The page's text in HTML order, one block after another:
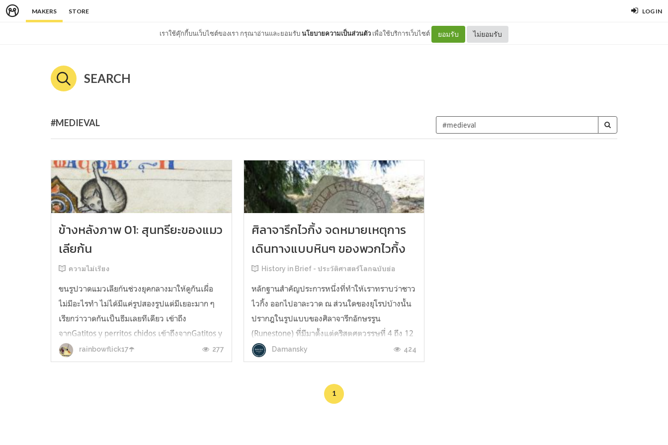
MAKERS STORE LOG IN
เราใช้คุ๊กกี้บนเว็บไซต์ของเรา กรุณาอ่านและยอมรับนโยบายความเป็นส่วนตัว เพื่อใช้บริการเว็บไซต์ ยอมรับ ไม่ยอมรับ
SEARCH
#MEDIEVAL
ข้างหลังภาพ 01: สุนทรียะของแมว
เลียก้น
ความไม่เรียง
ขนรูปวาดแมวเลียก้นช่วงยุคกลางมาให้ดูกันเผื่อ
ไม่มีอะไรทำ ไม่ได้มีแค่รูปสองรูปแต่มีเยอะมาก ๆ
เรียกว่าวาดกันเป็นธีมเลยทีเดียว เข้าถึง
จากGatitos y perritos chidos เข้าถึงจากGatitos y
perritos chidos เข้าถึงจากGatitos y perritos
chidos ภาพแมวเลียก้นพวกนี้จะแทรกอยู่ตาม
rainbowflick17☂️ 277
ศิลาจารึกไวกิ้ง จดหมายเหตุการ
เดินทางแบบหินๆ ของพวกไวกิ้ง
History in Brief - ประวัติศาสตร์โลกฉบับย่อ
หลักฐานสำคัญประการหนึ่งที่ทำให้เราทราบว่าชาว
ไวกิ้ง ออกไปอาละวาด ณ ส่วนใดของยุโรปบ้างนั้น
ปรากฎในรูปแบบของศิลาจารึกอักษรรูน
(Runestone) ที่มีมาตั้งแต่คริสตศตวรรษที่ 4 ถึง 12
โดยประเพณีมักจะวางไว้ใกล้หลุมฝังศพของบุคคล
เพื่อเป็นการจารึกว่าเจ้าของหลุมศพนั้นได้เดินทาง
Damansky 424
1